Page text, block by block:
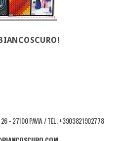
26 - 27100 PAVIA / TEL. +3903821902778